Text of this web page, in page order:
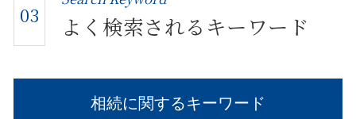
03 よく検索されるキーワード
相続に関するキーワード